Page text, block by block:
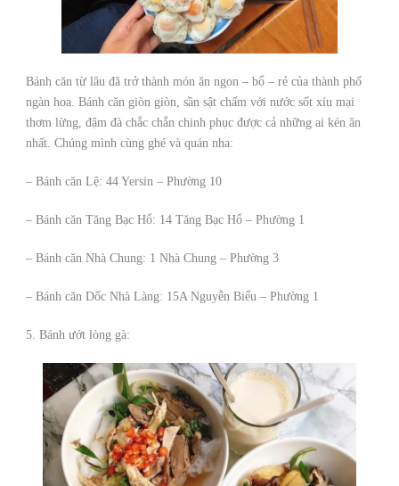
Bánh căn từ lâu đã trở thành món ăn ngon – bổ – rẻ của thành phố
ngàn hoa. Bánh căn giòn giòn, sần sật chấm với nước sốt xíu mại
thơm lừng, đậm đà chắc chắn chinh phục được cả những ai kén ăn
nhất. Chúng mình cùng ghé và quán nha:
– Bánh căn Lệ: 44 Yersin – Phường 10
– Bánh căn Tăng Bạc Hổ: 14 Tăng Bạc Hổ – Phường 1
– Bánh căn Nhà Chung: 1 Nhà Chung – Phường 3
– Bánh căn Dốc Nhà Làng: 15A Nguyễn Biểu – Phường 1
5. Bánh ướt lòng gà: